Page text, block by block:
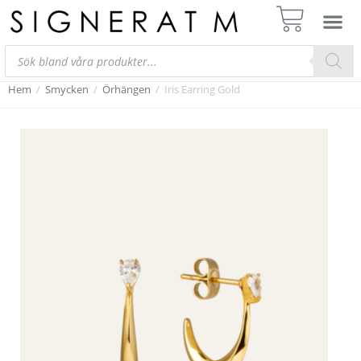
Hem / Smycken / Örhängen / Iris Earring Gold